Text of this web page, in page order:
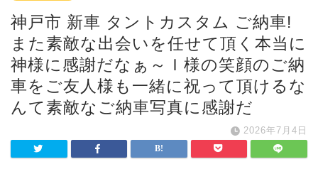
神戸市 新車 タントカスタム ご納車!
また素敵な出会いを任せて頂く 本当に
神様に感謝だなぁ～
Ｉ様の笑顔のご納
車を ご友人様も一緒に祝って頂けるな
んて 素敵なご納車写真に感謝だ
2026年7月4日